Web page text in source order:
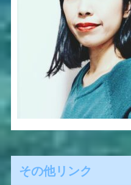
その他リンク